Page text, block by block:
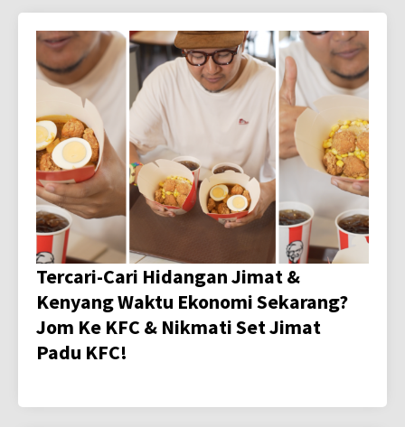
Tercari-Cari Hidangan Jimat &
Kenyang Waktu Ekonomi Sekarang?
Jom Ke KFC & Nikmati Set Jimat
Padu KFC!